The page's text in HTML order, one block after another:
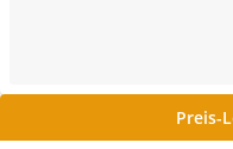
Preis-